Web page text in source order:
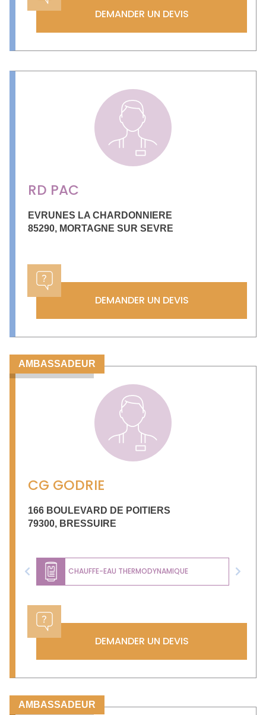
DEMANDER UN DEVIS
RD PAC
EVRUNES LA CHARDONNIERE
85290, MORTAGNE SUR SEVRE
DEMANDER UN DEVIS
AMBASSADEUR
CG GODRIE
166 BOULEVARD DE POITIERS
79300, BRESSUIRE
CHAUFFE-EAU THERMODYNAMIQUE
Previous Next
DEMANDER UN DEVIS
AMBASSADEUR